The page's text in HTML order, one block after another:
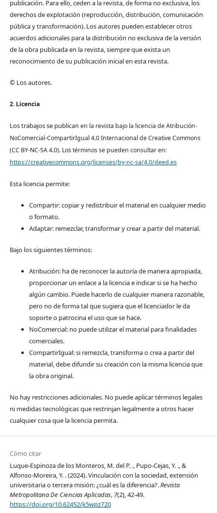
publicación. Para ello, ceden a la revista, de forma no exclusiva, los
derechos de explotación (reproducción, distribución, comunicación
pública y transformación). Los autores pueden establecer otros
acuerdos adicionales para la distribución no exclusiva de la versión
de la obra publicada en la revista, siempre que exista un
reconocimiento de su publicación inicial en esta revista.
© Los autores.
2. Licencia
Los trabajos se publican en la revista bajo la licencia de Atribución-
NoComercial-CompartirIgual 4.0 Internacional de Creative Commons
(CC BY-NC-SA 4.0). Los términos se pueden consultar en:
https://creativecommons.org/licenses/by-nc-sa/4.0/deed.es
Esta licencia permite:
Compartir: copiar y redistribuir el material en cualquier medio
o formato.
Adaptar: remezclar, transformar y crear a partir del material.
Bajo los siguientes términos:
Atribución: ha de reconocer la autoría de manera apropiada,
proporcionar un enlace a la licencia e indicar si se ha hecho
algún cambio. Puede hacerlo de cualquier manera razonable,
pero no de forma tal que sugiera que el licenciador le da
soporte o patrocina el uso que se hace.
NoComercial: no puede utilizar el material para finalidades
comerciales.
CompartirIgual: si remezcla, transforma o crea a partir del
material, debe difundir su creación con la misma licencia que
la obra original.
No hay restricciones adicionales. No puede aplicar términos legales
ni medidas tecnológicas que restrinjan legalmente a otros hacer
cualquier cosa que la licencia permita.
Cómo citar
Luque-Espinoza de los Monteros, M. del P. ., Pupo-Cejas, Y. ., &
Alfonso-Moreira, Y. . (2024). Vinculación con la sociedad, extensión
universitaria o tercera misión: ¿cuál es la diferencia?.Revista
Metropolitana De Ciencias Aplicadas, 7(2), 42-49.
https://doi.org/10.62452/k5wpz720